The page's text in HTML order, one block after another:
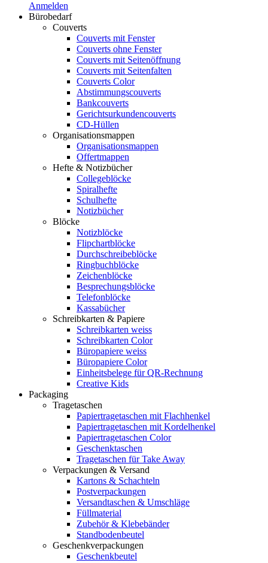
Anmelden
Bürobedarf
Couverts
Couverts mit Fenster
Couverts ohne Fenster
Couverts mit Seitenöffnung
Couverts mit Seitenfalten
Couverts Color
Abstimmungscouverts
Bankcouverts
Gerichtsurkundencouverts
CD-Hüllen
Organisationsmappen
Organisationsmappen
Offertmappen
Hefte & Notizbücher
Collegeblöcke
Spiralhefte
Schulhefte
Notizbücher
Blöcke
Notizblöcke
Flipchartblöcke
Durchschreibeblöcke
Ringbuchblöcke
Zeichenblöcke
Besprechungsblöcke
Telefonblöcke
Kassabücher
Schreibkarten & Papiere
Schreibkarten weiss
Schreibkarten Color
Büropapiere weiss
Büropapiere Color
Einheitsbelege für QR-Rechnung
Creative Kids
Packaging
Tragetaschen
Papiertragetaschen mit Flachhenkel
Papiertragetaschen mit Kordelhenkel
Papiertragetaschen Color
Geschenktaschen
Tragetaschen für Take Away
Verpackungen & Versand
Kartons & Schachteln
Postverpackungen
Versandtaschen & Umschläge
Füllmaterial
Zubehör & Klebebänder
Standbodenbeutel
Geschenkverpackungen
Geschenkbeutel